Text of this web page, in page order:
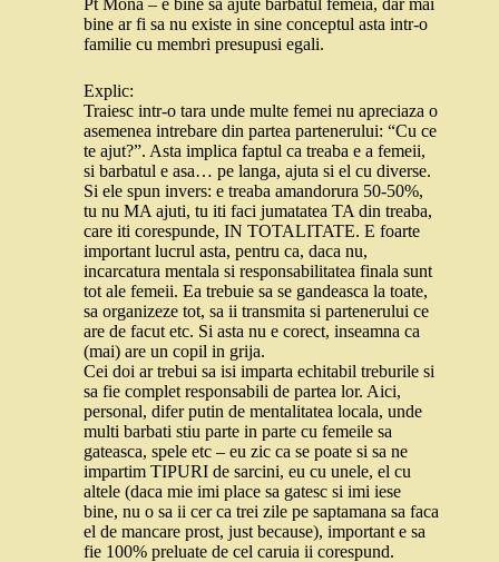
bine ar fi sa nu existe in sine conceptul asta intr-o
familie cu membri presupusi egali.
Explic:
Traiesc intr-o tara unde multe femei nu apreciaza o
asemenea intrebare din partea partenerului: “Cu ce
te ajut?”. Asta implica faptul ca treaba e a femeii,
si barbatul e asa… pe langa, ajuta si el cu diverse.
Si ele spun invers: e treaba amandorura 50-50%,
tu nu MA ajuti, tu iti faci jumatatea TA din treaba,
care iti corespunde, IN TOTALITATE. E foarte
important lucrul asta, pentru ca, daca nu,
incarcatura mentala si responsabilitatea finala sunt
tot ale femeii. Ea trebuie sa se gandeasca la toate,
sa organizeze tot, sa ii transmita si partenerului ce
are de facut etc. Si asta nu e corect, inseamna ca
(mai) are un copil in grija.
Cei doi ar trebui sa isi imparta echitabil treburile si
sa fie complet responsabili de partea lor. Aici,
personal, difer putin de mentalitatea locala, unde
multi barbati stiu parte in parte cu femeile sa
gateasca, spele etc – eu zic ca se poate si sa ne
impartim TIPURI de sarcini, eu cu unele, el cu
altele (daca mie imi place sa gatesc si imi iese
bine, nu o sa ii cer ca trei zile pe saptamana sa faca
el de mancare prost, just because), important e sa
fie 100% preluate de cel caruia ii corespund.